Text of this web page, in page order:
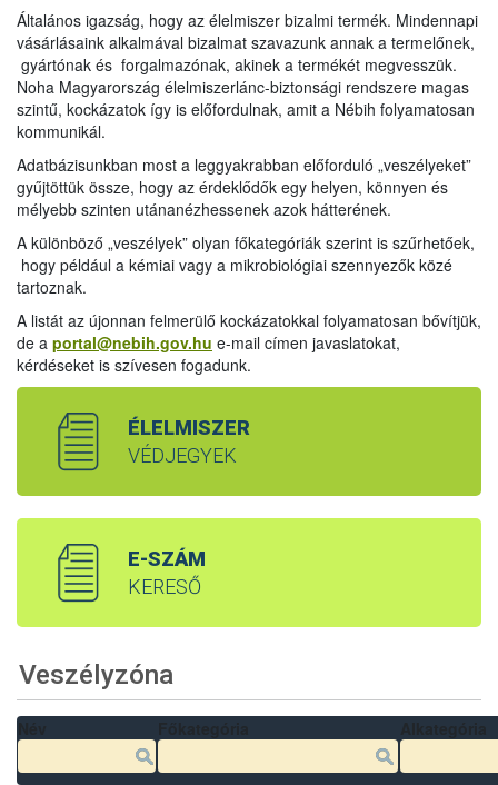
Általános igazság, hogy az élelmiszer bizalmi termék. Mindennapi
vásárlásaink alkalmával bizalmat szavazunk annak a termelőnek,
gyártónak és forgalmazónak, akinek a termékét megvesszük.
Noha Magyarország élelmiszerlánc-biztonsági rendszere magas
szintű, kockázatok így is előfordulnak, amit a Nébih folyamatosan
kommunikál.
Adatbázisunkban most a leggyakrabban előforduló „veszélyeket”
gyűjtöttük össze, hogy az érdeklődők egy helyen, könnyen és
mélyebb szinten utánanézhessenek azok hátterének.
A különböző „veszélyek” olyan főkategóriák szerint is szűrhetőek,
hogy például a kémiai vagy a mikrobiológiai szennyezők közé
tartoznak.
A listát az újonnan felmerülő kockázatokkal folyamatosan bővítjük,
de a portal@nebih.gov.hu e-mail címen javaslatokat,
kérdéseket is szívesen fogadunk.
ÉLELMISZER
VÉDJEGYEK
E-SZÁM
KERESŐ
Veszélyzóna